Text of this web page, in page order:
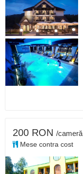
200 RON /cameră
Mese contra cost